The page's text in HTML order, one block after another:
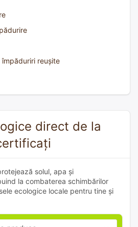
reușite
direct de la
solul, apa și
la combaterea schimbărilor
ecologice locale pentru tine și